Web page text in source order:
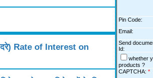
दरे) Rate of Interest on
Pin Code:
Email:
Send
Id:
whether
products ?
CAPTCHA: *